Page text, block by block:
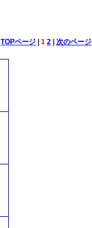
TOPページ| 1 2| 次のページ